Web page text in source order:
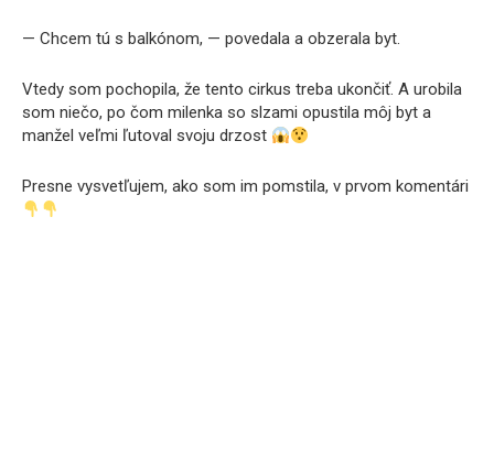
— Chcem tú s balkónom, — povedala a obzerala byt.
Vtedy som pochopila, že tento cirkus treba ukončiť. A urobila
som niečo, po čom milenka so slzami opustila môj byt a
manžel veľmi ľutoval svoju drzost
Presne vysvetľujem, ako som im pomstila, v prvom komentári